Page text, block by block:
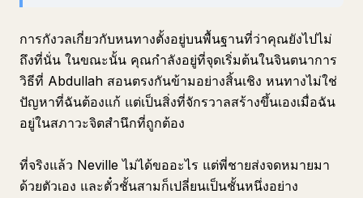
การกังวลเกี่ยวกับหนทางตั้งอยู่บนพื้นฐานที่ว่าคุณยังไปไม่
ถึงที่นั่น ในขณะนั้น คุณกำลังอยู่ที่จุดเริ่มต้นในจินตนาการ
วิธีที่ Abdullah สอนตรงกันข้ามอย่างสิ้นเชิง หนทางไม่ใช่
ปัญหาที่ฉันต้องแก้ แต่เป็นสิ่งที่จักรวาลสร้างขึ้นเองเมื่อฉัน
อยู่ในสภาวะจิตสำนึกที่ถูกต้อง
ที่จริงแล้ว Neville ไม่ได้ขออะไร แต่พี่ชายส่งจดหมายมา
ด้วยตัวเอง และตั๋วชั้นสามก็เปลี่ยนเป็นชั้นหนึ่งอย่าง